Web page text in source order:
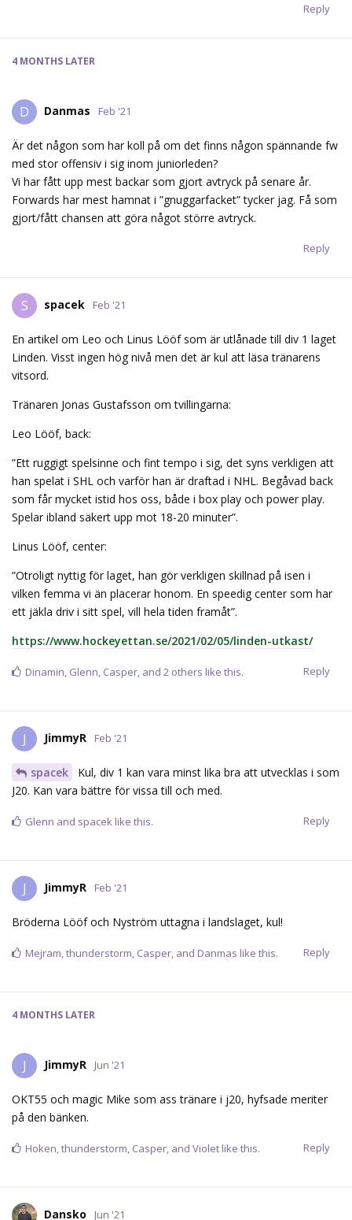
Reply
4 MONTHS LATER
D Danmas Feb '21
Är det någon som har koll på om det finns någon spännande fw
med stor offensiv i sig inom juniorleden?
Vi har fått upp mest backar som gjort avtryck på senare år.
Forwards har mest hamnat i ”gnuggarfacket” tycker jag. Få som
gjort/fått chansen att göra något större avtryck.
Reply
S spacek Feb '21
En artikel om Leo och Linus Lööf som är utlånade till div 1 laget
Linden. Visst ingen hög nivå men det är kul att läsa tränarens
vitsord.
Tränaren Jonas Gustafsson om tvillingarna:
Leo Lööf, back:
”Ett ruggigt spelsinne och fint tempo i sig, det syns verkligen att
han spelat i SHL och varför han är draftad i NHL. Begåvad back
som får mycket istid hos oss, både i box play och power play.
Spelar ibland säkert upp mot 18-20 minuter”.
Linus Lööf, center:
”Otroligt nyttig för laget, han gör verkligen skillnad på isen i
vilken femma vi än placerar honom. En speedig center som har
ett jäkla driv i sitt spel, vill hela tiden framåt”.
https://www.hockeyettan.se/2021/02/05/linden-utkast/
Reply
Dinamin, Glenn, Casper, and 2 others like this.
J JimmyR Feb '21
spacek
Kul, div 1 kan vara minst lika bra att utvecklas i som
J20. Kan vara bättre för vissa till och med.
Reply
Glenn and spacek like this.
J JimmyR Feb '21
Bröderna Lööf och Nyström uttagna i landslaget, kul!
Reply
Mejram,thunderstorm, Casper, and Danmas like this.
4 MONTHS LATER
J JimmyR Jun '21
OKT55 och magic Mike som ass tränare i j20, hyfsade meriter
på den bänken.
Reply
Hoken,thunderstorm, Casper, and Violet like this.
Dansko Jun '21